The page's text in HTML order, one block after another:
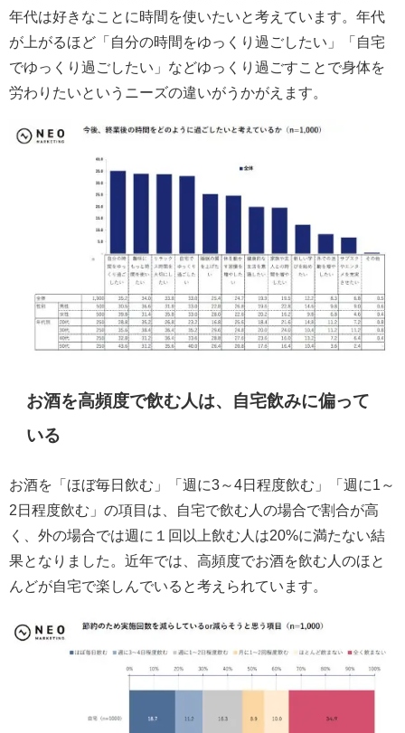
年代は好きなことに時間を使いたいと考えています。年代
が上がるほど「自分の時間をゆっくり過ごしたい」「自宅
でゆっくり過ごしたい」などゆっくり過ごすことで身体を
労わりたいというニーズの違いがうかがえます。
お酒を高頻度で飲む人は、自宅飲みに偏って
いる
お酒を「ほぼ毎日飲む」「週に3～4日程度飲む」「週に1～
2日程度飲む」の項目は、自宅で飲む人の場合で割合が高
く、外の場合では週に１回以上飲む人は20%に満たない結
果となりました。近年では、高頻度でお酒を飲む人のほと
んどが自宅で楽しんでいると考えられています。